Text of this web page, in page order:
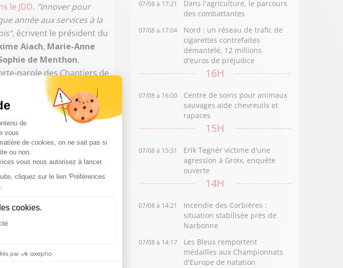
le JDD. "Innover pour
année aux services à la
, écrivent le président du
Aiach, Marie-Anne
de Menthon,
parole des Chantiers de
décalage dans le temps
consommation de
et du législateur
créances fiscales d'un
de règlement d'une
à la personne la
que l'Etat
mais les banques
ainsi que la moitié de la
07/08 à 17:21
Dans l'agriculture, le parcours
des combattantes
07/08 à 17:04
Nord : un réseau de trafic de
cigarettes contrefaites
démantelé, 12 millions
d'euros de préjudice
16H
07/08 à 16:00
Centre de soins pour animaux
sauvages aide chevreuils et
rapaces
15H
07/08 à 15:31
Erik Tegnér victime d'une
agression à Groix, enquête
ouverte
14H
07/08 à 14:21
Incendie des Corbières :
situation stabilisée près de
Narbonne
07/08 à 14:17
Les Bleus remportent
médailles aux Championnats
d'Europe de natation